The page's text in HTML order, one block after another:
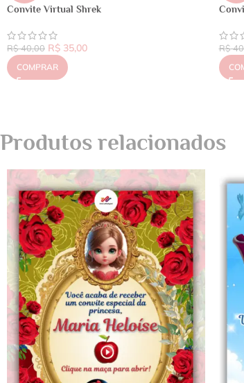
Convite Virtual Shrek
R$40,00 R$ 35,00
COMPRAR
R$
Produtos relacionados